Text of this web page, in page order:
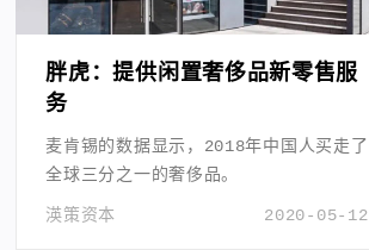
胖虎：提供闲置奢侈品新零售服
务
麦肯锡的数据显示，2018年中国人买走了
全球三分之一的奢侈品。
2020-05-12
渶策资本